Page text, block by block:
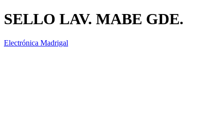
SELLO LAV. MABE GDE.
Electrónica Madrigal